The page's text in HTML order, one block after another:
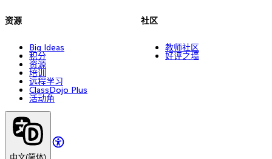
资源
Big Ideas
积分
资源
培训
远程学习
ClassDojo Plus
活动角
社区
教师社区
好评之墙